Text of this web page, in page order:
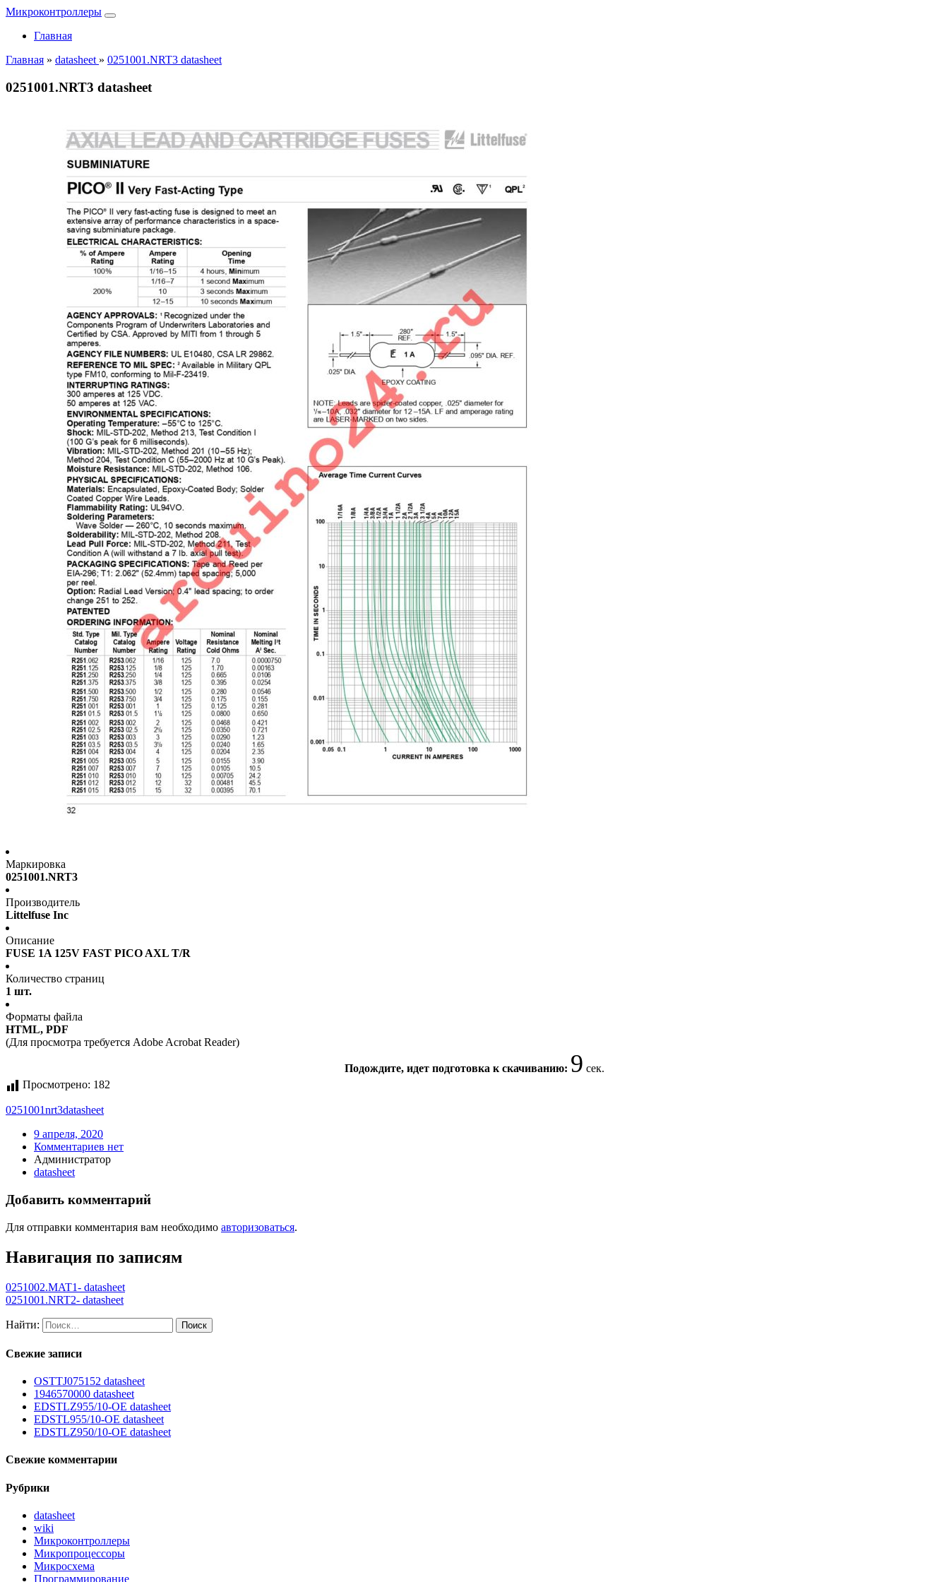
Микроконтроллеры
Главная
Главная » datasheet » 0251001.NRT3 datasheet
0251001.NRT3 datasheet
Маркировка
0251001.NRT3
Производитель
Littelfuse Inc
Описание
FUSE 1A 125V FAST PICO AXL T/R
Количество страниц
1 шт.
Форматы файла
HTML, PDF
(Для просмотра требуется Adobe Acrobat Reader)
Подождите, идет подготовка к скачиванию: 8 сек.
Просмотрено: 182
0251001nrt3datasheet
9 апреля, 2020
Комментариев нет
Администратор
datasheet
Добавить комментарий
Для отправки комментария вам необходимо авторизоваться.
Навигация по записям
0251002.MAT1- datasheet
0251001.NRT2- datasheet
Найти:
Свежие записи
OSTTJ075152 datasheet
1946570000 datasheet
EDSTLZ955/10-OE datasheet
EDSTL955/10-OE datasheet
EDSTLZ950/10-OE datasheet
Свежие комментарии
Рубрики
datasheet
wiki
Микроконтроллеры
Микропроцессоры
Микросхема
Программирование